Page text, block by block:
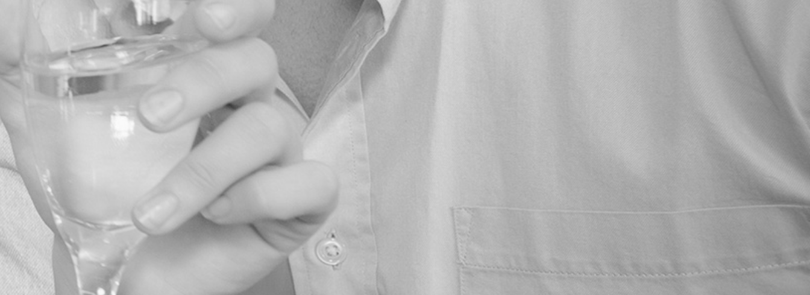
Duizend-en-één verschillende
aankopen doen, zonder de
aanmaak van nieuwe
leveranciers?